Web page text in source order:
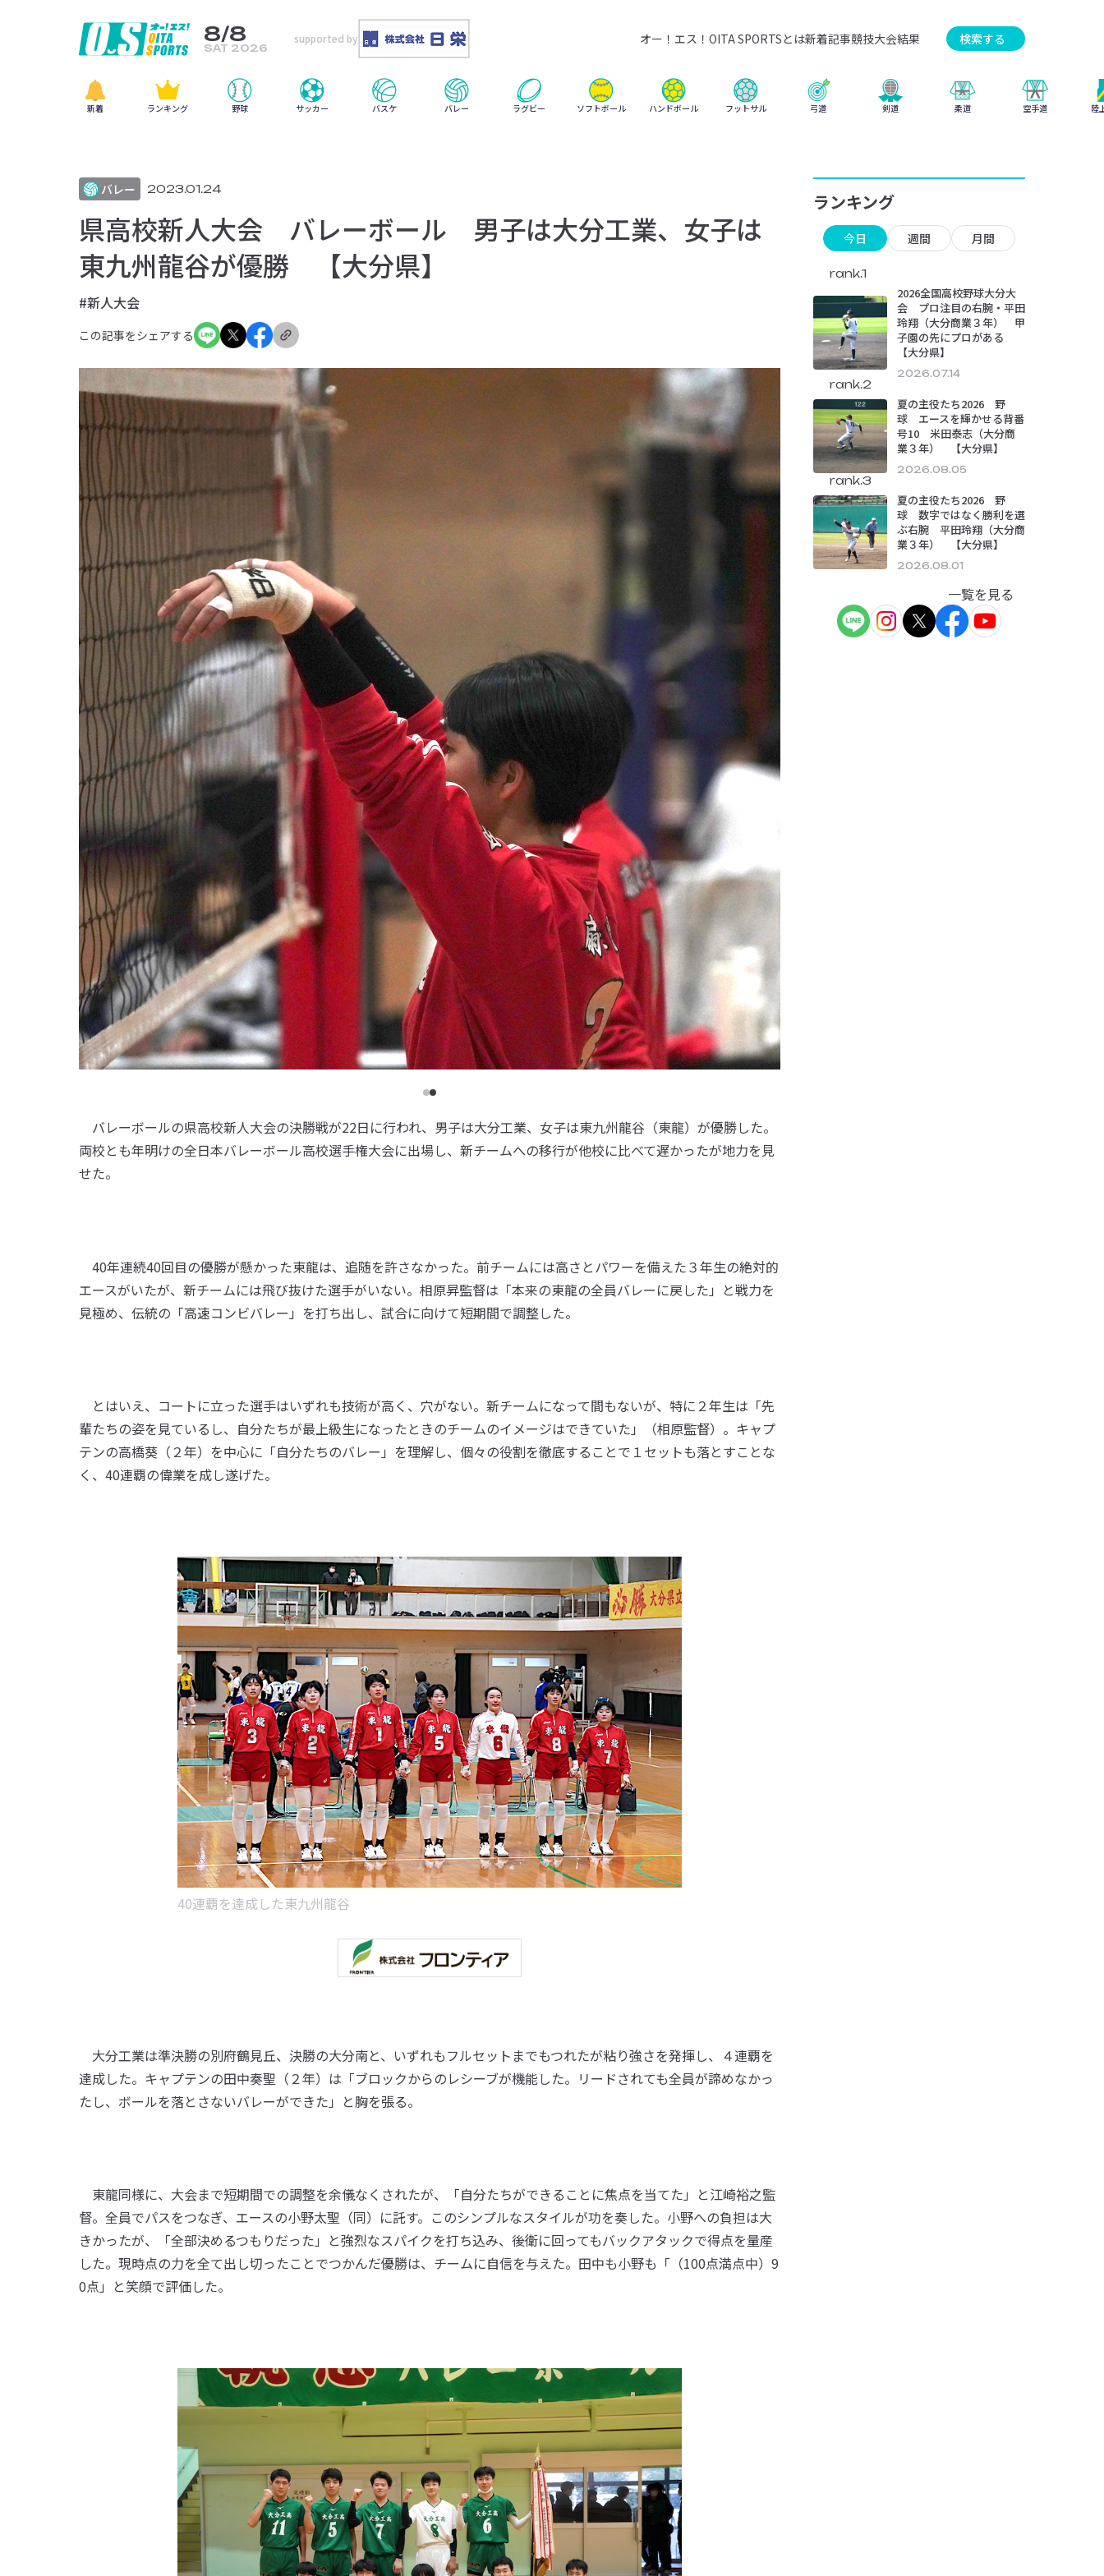
8/8
SAT 2026
supported by オー！エス！OITA SPORTSとは新着記事競技大会結果 検索する
新着 ランキング 野球 サッカー バスケ バレー ラグビー ソフトボール ハンドボール フットサル 弓道 剣道 柔道 空手道 陸
バレー 2023.01.24
県高校新人大会 バレーボール 男子は大分工業、女子は
東九州龍谷が優勝 【大分県】
#新人大会
この記事をシェアする
バレーボールの県高校新人大会の決勝戦が22日に行われ、男子は大分工業、女子は東九州龍谷（東龍）が優勝した。
両校とも年明けの全日本バレーボール高校選手権大会に出場し、新チームへの移行が他校に比べて遅かったが地力を見
せた。
40年連続40回目の優勝が懸かった東龍は、追随を許さなかった。前チームには高さとパワーを備えた３年生の絶対的
エースがいたが、新チームには飛び抜けた選手がいない。相原昇監督は「本来の東龍の全員バレーに戻した」と戦力を
見極め、伝統の「高速コンビバレー」を打ち出し、試合に向けて短期間で調整した。
とはいえ、コートに立った選手はいずれも技術が高く、穴がない。新チームになって間もないが、特に２年生は「先
輩たちの姿を見ているし、自分たちが最上級生になったときのチームのイメージはできていた」（相原監督）。キャプ
テンの高橋葵（２年）を中心に「自分たちのバレー」を理解し、個々の役割を徹底することで１セットも落とすことな
く、40連覇の偉業を成し遂げた。
40連覇を達成した東九州龍谷
大分工業は準決勝の別府鶴見丘、決勝の大分南と、いずれもフルセットまでもつれたが粘り強さを発揮し、４連覇を
達成した。キャプテンの田中奏聖（２年）は「ブロックからのレシーブが機能した。リードされても全員が諦めなかっ
たし、ボールを落とさないバレーができた」と胸を張る。
東龍同様に、大会まで短期間での調整を余儀なくされたが、「自分たちができることに焦点を当てた」と江崎裕之監
督。全員でパスをつなぎ、エースの小野太聖（同）に託す。このシンプルなスタイルが功を奏した。小野への負担は大
きかったが、「全部決めるつもりだった」と強烈なスパイクを打ち込み、後衛に回ってもバックアタックで得点を量産
した。現時点の力を全て出し切ったことでつかんだ優勝は、チームに自信を与えた。田中も小野も「（100点満点中）9
0点」と笑顔で評価した。
ランキング
今日 週間 月間
rank.1
2026全国高校野球大分大
会 プロ注目の右腕・平田
玲翔（大分商業３年） 甲
子園の先にプロがある
【大分県】
2026.07.14
rank.2
夏の主役たち2026 野
球 エースを輝かせる背番
号10 米田泰志（大分商
業３年） 【大分県】
2026.08.05
rank.3
夏の主役たち2026 野
球 数字ではなく勝利を選
ぶ右腕 平田玲翔（大分商
業３年） 【大分県】
2026.08.01
一覧を見る